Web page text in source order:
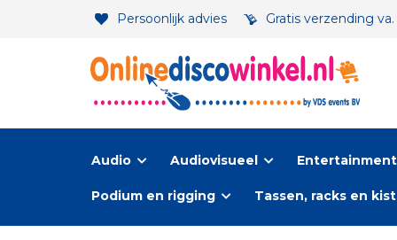
Persoonlijk advies Gratis verzending
Audio Audiovisueel
Podium en rigging Tassen, racks en